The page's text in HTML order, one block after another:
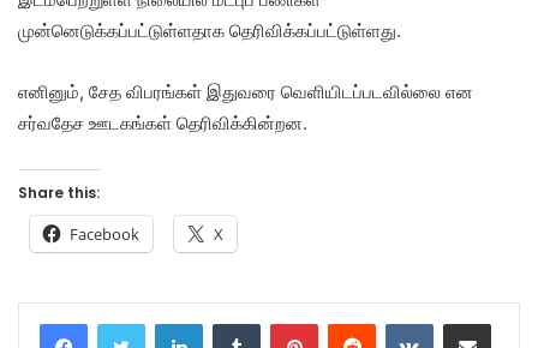
முன்னெடுக்கப்பட்டுள்ளதாக தெரிவிக்கப்பட்டுள்ளது.
எனினும், சேத விபரங்கள் இதுவரை வெளியிடப்படவில்லை என
சர்வதேச ஊடகங்கள் தெரிவிக்கின்றன.
Share this:
Facebook X
LinkedInTumblr PinterestReddit VKontakteShare via Email